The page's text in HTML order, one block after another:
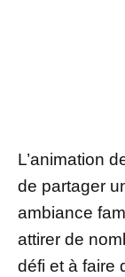
L’animation
de partager
ambiance
attirer de
défi et à faire